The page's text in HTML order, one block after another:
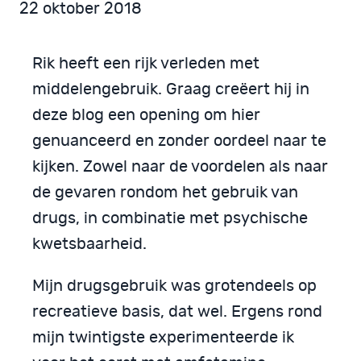
22 oktober 2018
Rik heeft een rijk verleden met
middelengebruik. Graag creëert hij in
deze blog een opening om hier
genuanceerd en zonder oordeel naar te
kijken. Zowel naar de voordelen als naar
de gevaren rondom het gebruik van
drugs, in combinatie met psychische
kwetsbaarheid.
Mijn drugsgebruik was grotendeels op
recreatieve basis, dat wel. Ergens rond
mijn twintigste experimenteerde ik